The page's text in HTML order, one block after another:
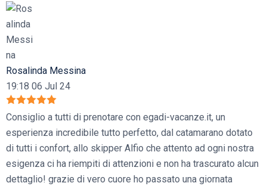
Rosalinda Messina
19:18 06 Jul 24
Consiglio a tutti di prenotare con egadi-vacanze.it, un
esperienza incredibile tutto perfetto, dal catamarano dotato
di tutti i confort, allo skipper Alfio che attento ad ogni nostra
esigenza ci ha riempiti di attenzioni e non ha trascurato alcun
dettaglio! grazie di vero cuore ho passato una giornata